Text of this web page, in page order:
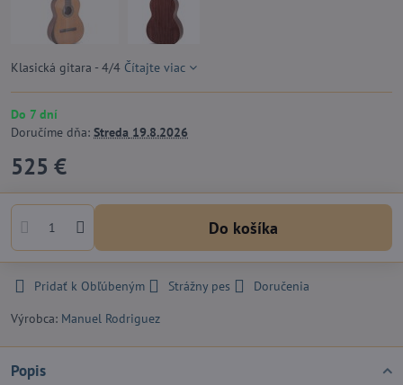
Klasická gitara - 4/4 Čítajte viac
Do 7 dní
Doručíme dňa: Streda 19.8.2026
525 €
Do košíka
Pridať k Obľúbeným Strážny pes
Doručenia
Výrobca: Manuel Rodriguez
Popis